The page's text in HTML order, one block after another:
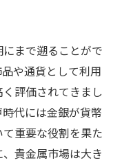
金属の供給
済の役割
関
場で活用する方
を知る
まで遡ることがで
や通貨として利用
評価されてきまし
代には金銀が貨幣
重要な役割を果た
貴金属市場は大き